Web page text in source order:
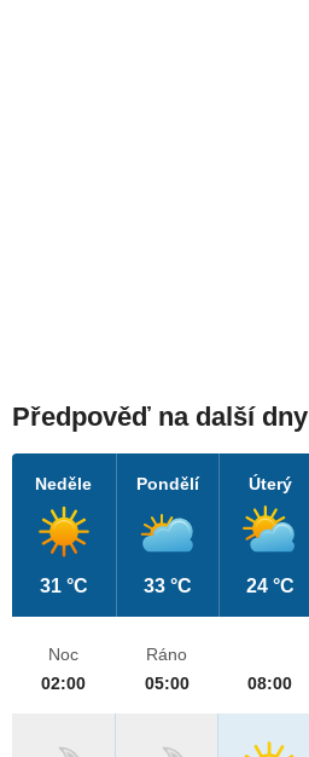
Předpověď na další dny
Neděle
31 °C
Pondělí
33 °C
Úterý
24 °C
Noc
02:00
Ráno
05:00
08:00